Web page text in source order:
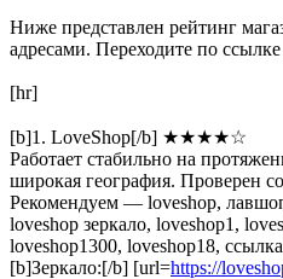
Ниже представлен рейтинг
адресами. Переходите по
[hr]
[b]1. LoveShop[/b] ★★★★☆
Работает стабильно на
широкая география. Проверен
Рекомендуем — loveshop,
loveshop зеркало, loveshop1,
loveshop1300, loveshop18,
[b]Зеркало:[/b] [url=https://